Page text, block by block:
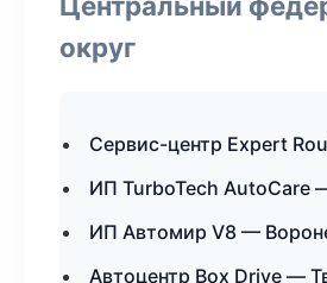
округ
Сервис-центр Expert
ИП TurboTech AutoCare
ИП Автомир V8 —
Автоцентр Box Drive —